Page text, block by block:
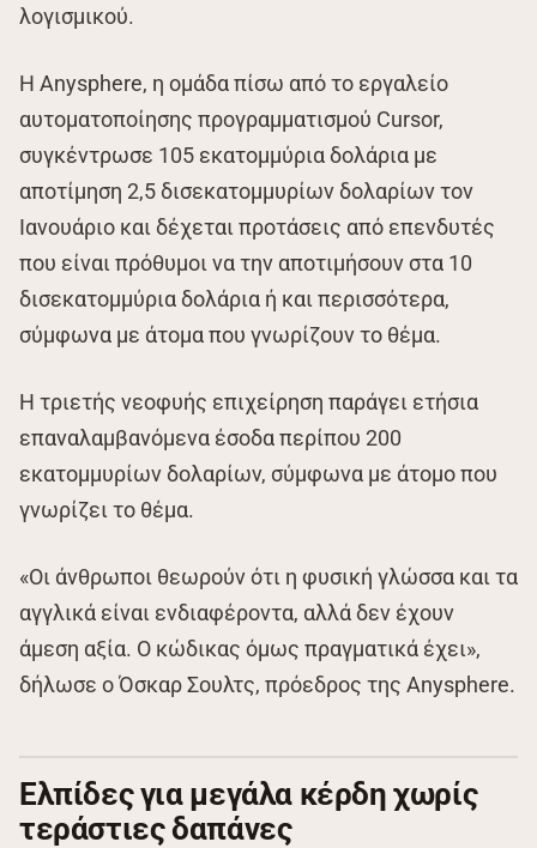
λογισμικού.
Η Anysphere, η ομάδα πίσω από το εργαλείο
αυτοματοποίησης προγραμματισμού Cursor,
συγκέντρωσε 105 εκατομμύρια δολάρια με
αποτίμηση 2,5 δισεκατομμυρίων δολαρίων τον
Ιανουάριο και δέχεται προτάσεις από επενδυτές
που είναι πρόθυμοι να την αποτιμήσουν στα 10
δισεκατομμύρια δολάρια ή και περισσότερα,
σύμφωνα με άτομα που γνωρίζουν το θέμα.
Η τριετής νεοφυής επιχείρηση παράγει ετήσια
επαναλαμβανόμενα έσοδα περίπου 200
εκατομμυρίων δολαρίων, σύμφωνα με άτομο που
γνωρίζει το θέμα.
«Οι άνθρωποι θεωρούν ότι η φυσική γλώσσα και τα
αγγλικά είναι ενδιαφέροντα, αλλά δεν έχουν
άμεση αξία. Ο κώδικας όμως πραγματικά έχει»,
δήλωσε ο Όσκαρ Σουλτς, πρόεδρος της Anysphere.
Ελπίδες για μεγάλα κέρδη χωρίς
τεράστιες δαπάνες